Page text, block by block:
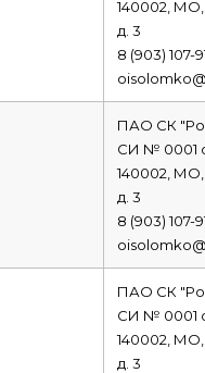
140002, МО,
д. 3
8 (903) 107-
ПАО СК
СИ № 0001
140002, МО,
д. 3
8 (903) 107-
ПАО СК
СИ № 0001
140002, МО,
д. 3